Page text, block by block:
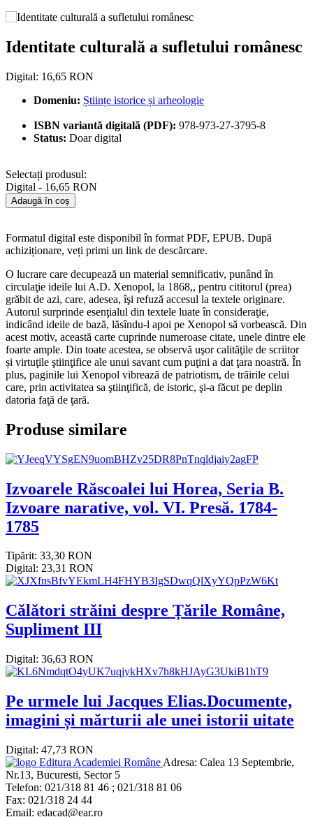
Identitate culturală a sufletului
Identitate culturală a sufletului românesc
Digital: 16,65 RON
Domeniu: Științe istorice și arheologie
ISBN variantă digitală (PDF): 978-973-27-3795-8
Status: Doar digital
Selectați produsul:
Digital - 16,65 RON
Adaugă în coș
Formatul digital este disponibil în format PDF, EPUB. După
achiziționare, veți primi un link de descărcare.
O lucrare care decupează un material semnificativ, punând în
circulaţie ideile lui A.D. Xenopol, la 1868,, pentru cititorul (prea)
grăbit de azi, care, adesea, îşi refuză accesul la textele originare.
Autorul surprinde esenţialul din textele luate în consideraţie,
indicând ideile de bază, lăsîndu-l apoi pe Xenopol să vorbească. Din
acest motiv, această carte cuprinde numeroase citate, unele dintre ele
foarte ample. Din toate acestea, se observă uşor calităţile de scriitor
și virtuţile ştiinţifice ale unui savant cum puţini a dat ţara noastră. În
plus, paginile lui Xenopol vibrează de patriotism, de trăirile celui
care, prin activitatea sa ştiinţifică, de istoric, şi-a făcut pe deplin
datoria faţă de ţară.
Produse similare
Izvoarele Răscoalei lui Horea, Seria B.
Izvoare narative, vol. VI. Presă. 1784-
1785
Tipărit: 33,30 RON
Digital: 23,31 RON
Călători străini despre Țările Române,
Supliment III
Digital: 36,63 RON
Pe urmele lui Jacques Elias.Documente,
imagini și mărturii ale unei istorii uitate
Digital: 47,73 RON
Editura Academiei Române Adresa: Calea 13 Septembrie,
Nr.13, Bucuresti, Sector 5
Telefon: 021/318 81 46 ; 021/318 81 06
Fax: 021/318 24 44
Email: edacad@ear.ro